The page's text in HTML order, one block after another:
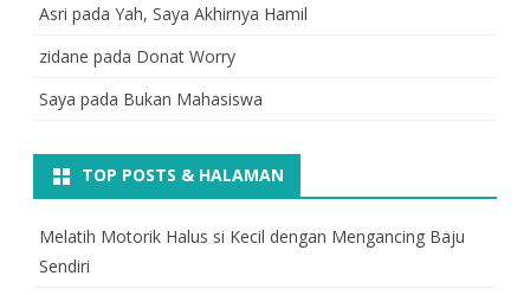
Asri pada Yah, Saya Akhirnya Hamil
zidane pada Donat Worry
Saya pada Bukan Mahasiswa
TOP POSTS & HALAMAN
Melatih Motorik Halus si Kecil dengan Mengancing Baju
Sendiri